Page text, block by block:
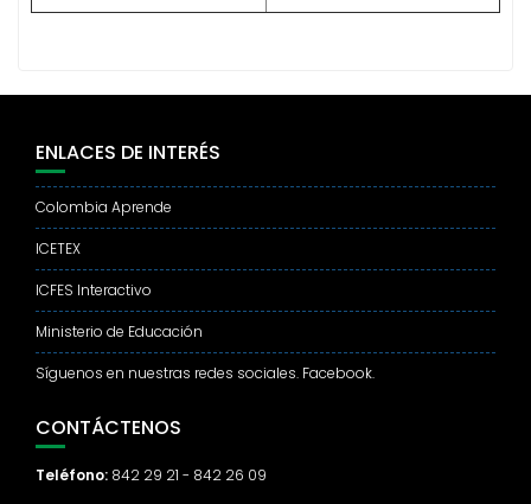
ENLACES DE INTERÉS
Colombia Aprende
ICETEX
ICFES Interactivo
Ministerio de Educación
Síguenos en nuestras redes sociales. Facebook.
CONTÁCTENOS
Teléfono: 842 29 21 - 842 26 09